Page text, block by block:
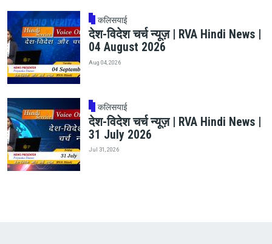
कलिसयाई
देश-विदेश चर्च न्यूज़ | RVA Hindi News |
04 August 2026
Aug 04, 2026
कलिसयाई
देश-विदेश चर्च न्यूज़ | RVA Hindi News |
31 July 2026
Jul 31, 2026